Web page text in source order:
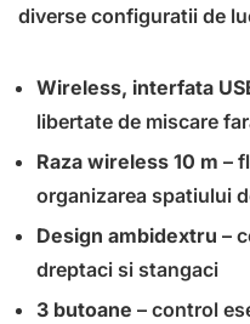
diverse configuratii de
Wireless, interfata
libertate de miscare
Raza wireless 10 m –
organizarea spatiului
Design ambidextru –
dreptaci si stangaci
3 butoane – control